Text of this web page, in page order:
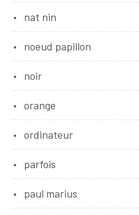
nat nin
noeud papillon
noir
orange
ordinateur
parfois
paul marius